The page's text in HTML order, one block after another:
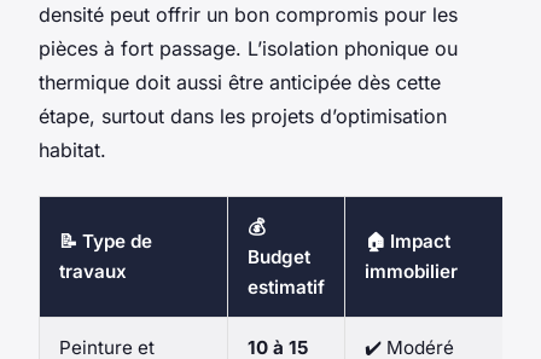
densité peut offrir un bon compromis pour les
pièces à fort passage. L’isolation phonique ou
thermique doit aussi être anticipée dès cette
étape, surtout dans les projets d’optimisation
habitat.
📝 Type de
travaux
💰
Budget
estimatif
🏠 Impact
immobilier
Peinture et
10 à 15
✔️ Modéré